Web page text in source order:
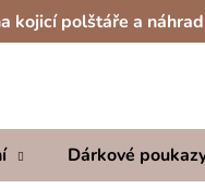
kojicí polštáře a
Dárkové